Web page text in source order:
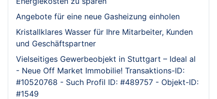
Angebote für eine neue Gasheizung einholen
Kristallklares Wasser für Ihre Mitarbeiter, Kunden
und Geschäftspartner
Vielseitiges Gewerbeobjekt in Stuttgart – Ideal al
- Neue Off Market Immobilie! Transaktions-ID:
#10520768 - Such Profil ID: #489757 - Objekt-ID:
#1549